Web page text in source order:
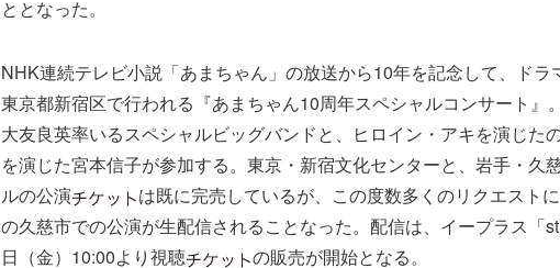
ととなった。
NHK連続テレビ小説「あまちゃん」の放送から10年を記念して、ドラ
東京都新宿区で行われる『あまちゃん10周年スペシャルコンサート』
大友良英率いるスペシャルビッグバンドと、ヒロイン・アキを演じた
を演じた宮本信子が参加する。東京・新宿文化センターと、岩手・久
ルの公演
は既に完売しているが、この度数多くのリクエスト
の久慈市での公演が生配信されることなった。配信は、イープラス「
日（金）10:00より視聴
の販売が開始となる。